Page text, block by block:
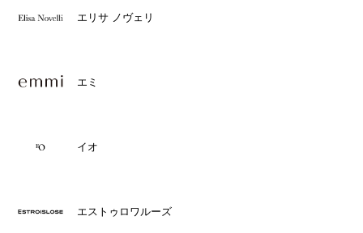
エリサ ノヴェリ
エミ
イオ
エストゥロワルーズ